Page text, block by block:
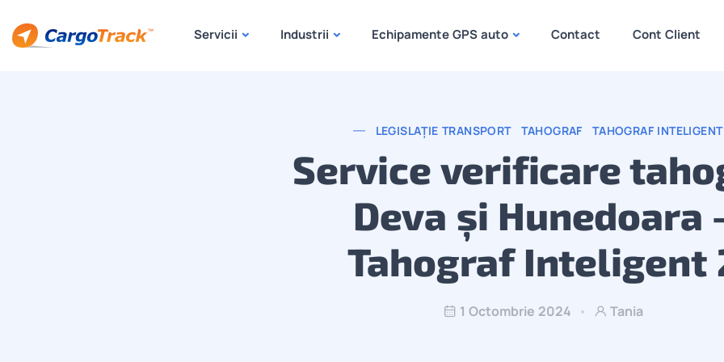
Servicii Industrii Echipamente GPS auto Contact Cont Client
LEGISLAȚIE TRANSPORT TAHOGRAF TAHOGRAF
Service verificare
Deva și Hunedoara
Tahograf Inteligent
1 Octombrie 2024 Tania